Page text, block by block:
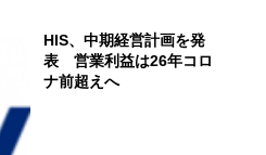
HIS、中期経営計画を発
表 営業利益は26年コロ
ナ前超えへ